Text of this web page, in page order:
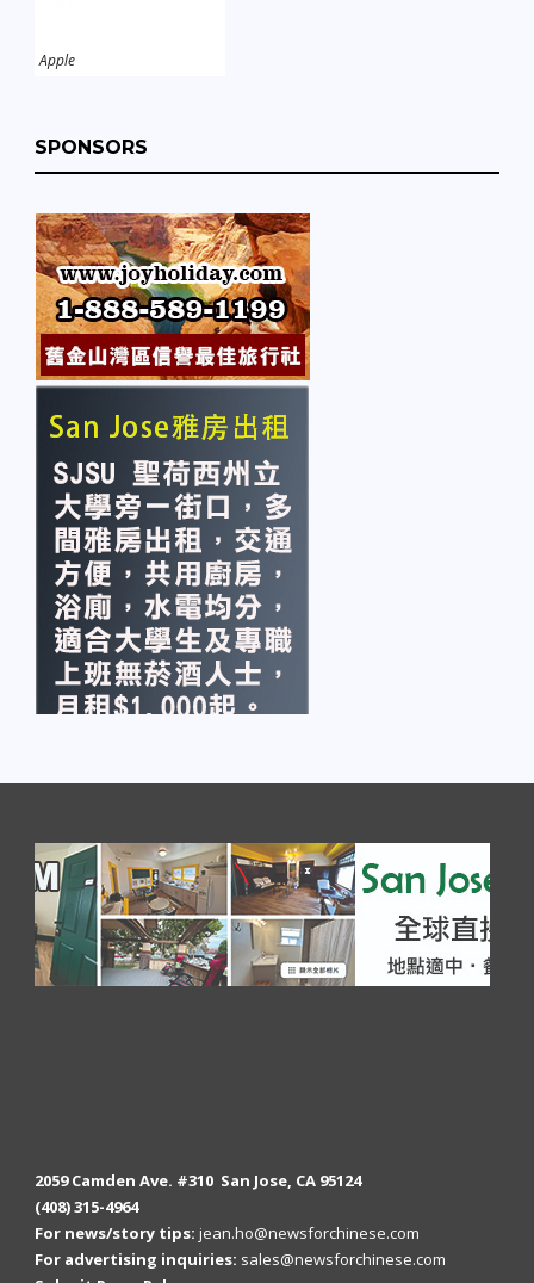
Apple
SPONSORS
2059 Camden Ave. #310 San Jose, CA 95124
(408) 315-4964
For news/story tips: jean.ho@newsforchinese.com
For advertising inquiries: sales@newsforchinese.com